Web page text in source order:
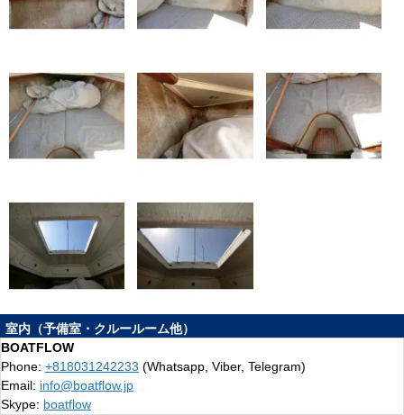
室内（予備室・クルールーム他）
・左右にクウォーターバースがクルール―ムになります。
取材時、船室とクウォーターバースの間のスペース上部窓周りから雨
漏りしており、
BOATFLOW
Phone: +818031242233 (Whatsapp, Viber, Telegram)
Email: info@boatflow.jp
Skype: boatflow